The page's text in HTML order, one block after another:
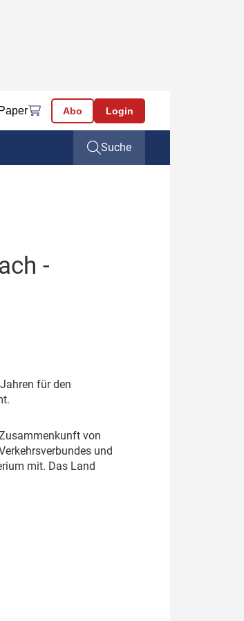
Abo Login
Suche
-
für den
von
und
mit. Das Land